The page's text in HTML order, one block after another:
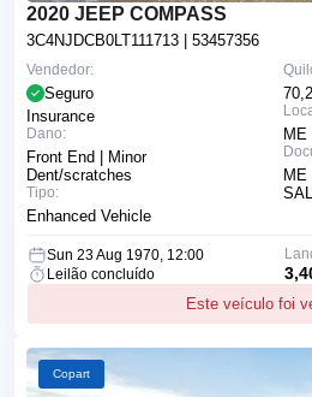
2020 JEEP COMPASS
3C4NJDCB0LT111713 | 53457356
ME
ME
Vendedor:
Seguro
Insurance
Dano:
Front End | Minor
Dent/scratches
Tipo:
Enhanced Vehicle
Sun 23 Aug 1970, 12:00
Leilão concluído
Este veículo foi
Copart